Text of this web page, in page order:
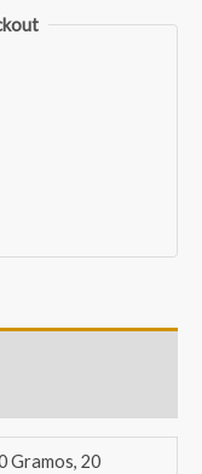
Gramos, 20